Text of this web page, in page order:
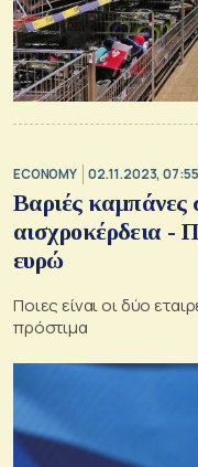
ECONOMY 02.11.2023, 07:55
Βαριές καμπάνες
αισχροκέρδεια -
ευρώ
Ποιες είναι οι δύο
πρόστιμα